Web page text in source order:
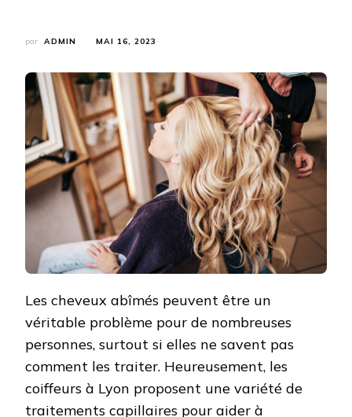
par ADMIN MAI 16, 2023
Les cheveux abîmés peuvent être un
véritable problème pour de nombreuses
personnes, surtout si elles ne savent pas
comment les traiter. Heureusement, les
coiffeurs à Lyon proposent une variété de
traitements capillaires pour aider à